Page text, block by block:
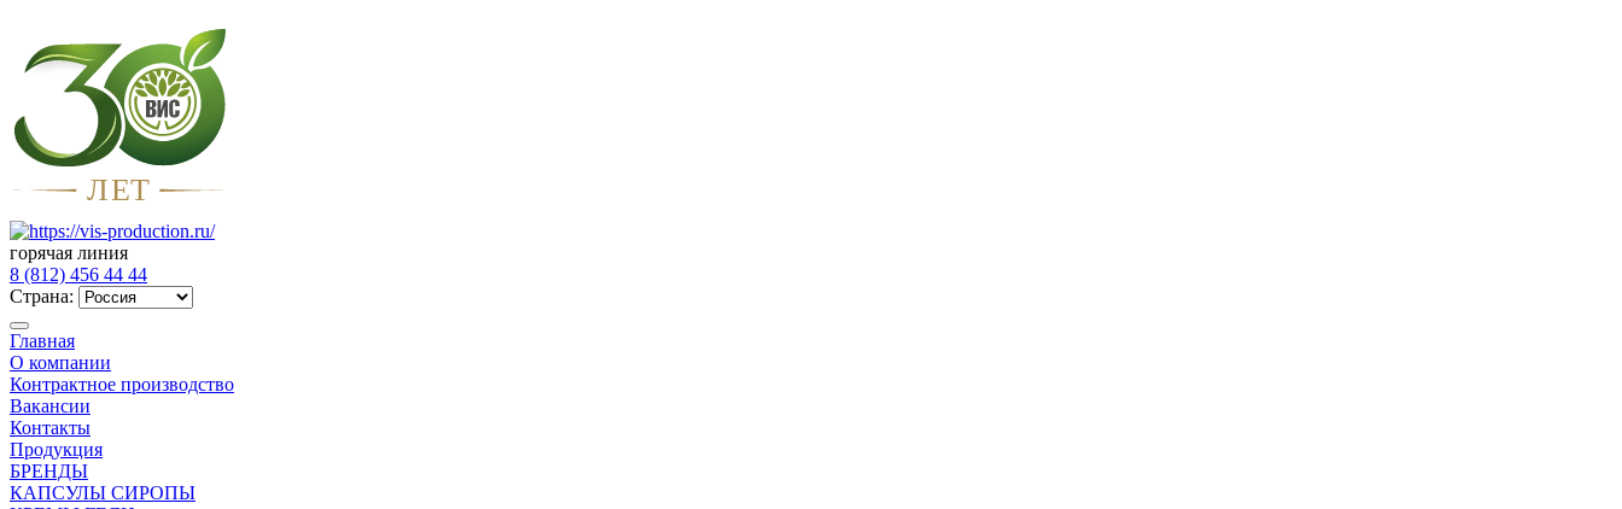
ЛЕТ
горячая линия
8 (812) 456 44 44
Страна:
Главная
О компании
Контрактное производство
Вакансии
Контакты
Продукция
БРЕНДЫ
КАПСУЛЫ СИРОПЫ